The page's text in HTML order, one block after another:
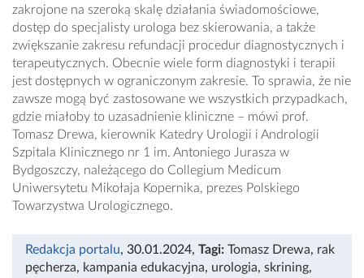
zakrojone na szeroką skalę działania świadomościowe,
dostęp do specjalisty urologa bez skierowania, a także
zwiększanie zakresu refundacji procedur diagnostycznych i
terapeutycznych. Obecnie wiele form diagnostyki i terapii
jest dostępnych w ograniczonym zakresie. To sprawia, że nie
zawsze mogą być zastosowane we wszystkich przypadkach,
gdzie miałoby to uzasadnienie kliniczne – mówi prof.
Tomasz Drewa, kierownik Katedry Urologii i Andrologii
Szpitala Klinicznego nr 1 im. Antoniego Jurasza w
Bydgoszczy, należącego do Collegium Medicum
Uniwersytetu Mikołaja Kopernika, prezes Polskiego
Towarzystwa Urologicznego.
Redakcja portalu, 30.01.2024, Tagi: Tomasz Drewa, rak
pęcherza, kampania edukacyjna, urologia, skrining,